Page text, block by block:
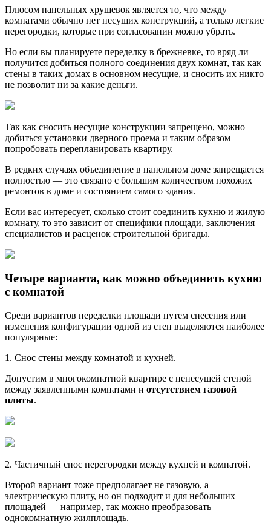
Плюсом панельных хрущевок является то, что между
комнатами обычно нет несущих конструкций, а только легкие
перегородки, которые при согласовании можно убрать.
Но если вы планируете переделку в брежневке, то вряд ли
получится добиться полного соединения двух комнат, так как
стены в таких домах в основном несущие, и сносить их никто
не позволит ни за какие деньги.
Так как сносить несущие конструкции запрещено, можно
добиться установки дверного проема и таким образом
попробовать перепланировать квартиру.
В редких случаях объединение в панельном доме запрещается
полностью — это связано с большим количеством похожих
ремонтов в доме и состоянием самого здания.
Если вас интересует, сколько стоит соединить кухню и жилую
комнату, то это зависит от специфики площади, заключения
специалистов и расценок строительной бригады.
Четыре варианта, как можно объединить кухню
с комнатой
Среди вариантов переделки площади путем снесения или
изменения конфигурации одной из стен выделяются наиболее
популярные:
1. Снос стены между комнатой и кухней.
Допустим в многокомнатной квартире с ненесущей стеной
между заявленными комнатами и отсутствием газовой
плиты.
2. Частичный снос перегородки между кухней и комнатой.
Второй вариант тоже предполагает не газовую, а
электрическую плиту, но он подходит и для небольших
площадей — например, так можно преобразовать
однокомнатную жилплощадь.